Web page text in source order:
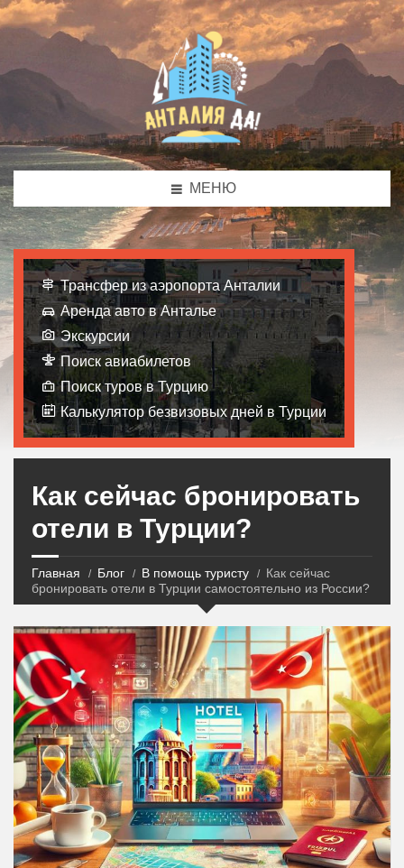
МЕНЮ
Трансфер из аэропорта Анталии
Аренда авто в Анталье
Экскурсии
Поиск авиабилетов
Поиск туров в Турцию
Калькулятор безвизовых дней в Турции
Как сейчас бронировать
отели в Турции?
Главная Блог В помощь туристу
Как сейчас
бронировать отели в Турции самостоятельно из России?